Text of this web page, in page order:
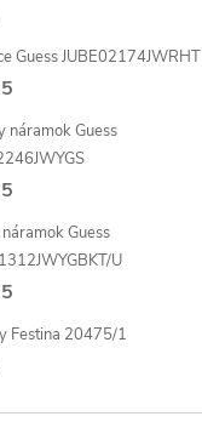
Guess JUBE02174JWRHT
náramok Guess
Guess
U
Festina 20475/1